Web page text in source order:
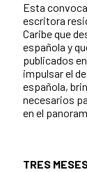
Esta
escritora
Caribe que
española y
publicados
impulsar el
española,
necesarios
en el
TRES